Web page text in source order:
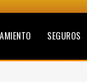
SEGUROS